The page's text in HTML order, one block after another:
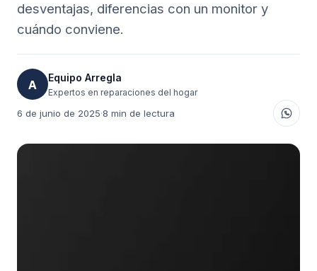
desventajas, diferencias con un monitor y
cuándo conviene.
A Equipo Arregla
Expertos en reparaciones del hogar
6 de junio de 2025·8 min de lectura